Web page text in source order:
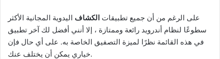
على الرغم من أن جميع تطبيقات الكشاف اليدوية المجانية الأكثر
سطوعًا لنظام أندرويد رائعة وممتازة ، إلا أنني أفضل لك آخر تطبيق
في هذه القائمة نظرًا لميزة التصفيق الخاصة به. على أي حال فإن
خياري يمكن أن يختلف عنك.